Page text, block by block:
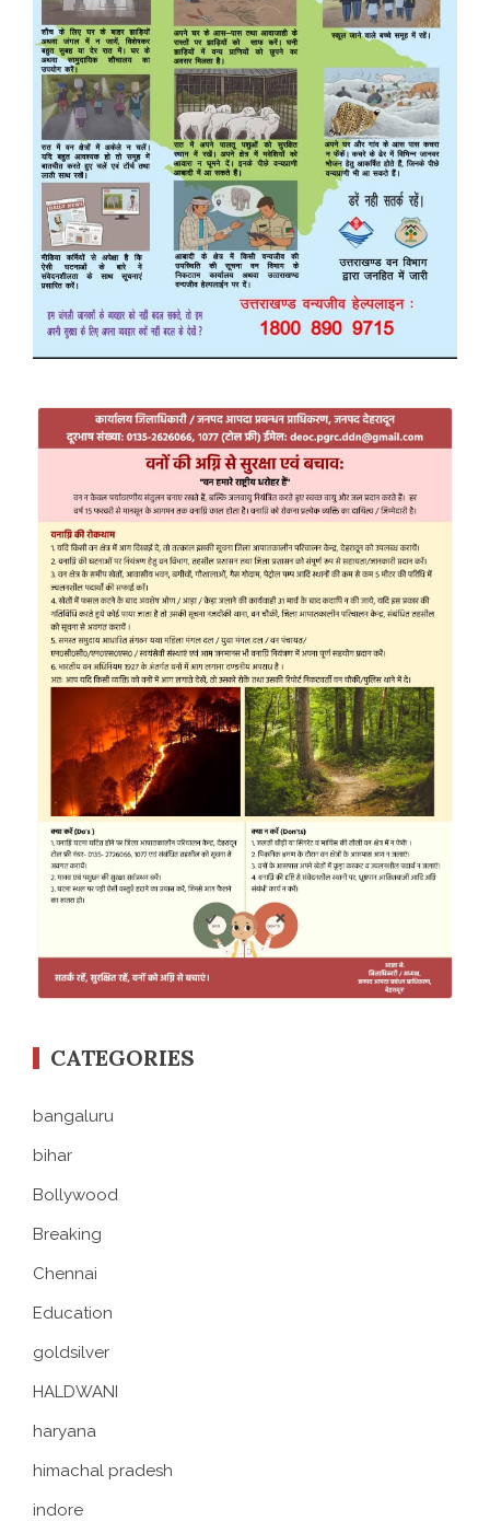
CATEGORIES
bangaluru
bihar
Bollywood
Breaking
Chennai
Education
goldsilver
HALDWANI
haryana
himachal pradesh
indore